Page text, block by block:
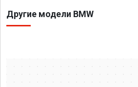
Другие модели BMW